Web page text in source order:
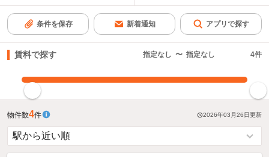
条件を保存 新着通知 アプリで探す
賃料で探す 指定なし 〜 指定なし 4件
物件数4件 2026年03月26日更新